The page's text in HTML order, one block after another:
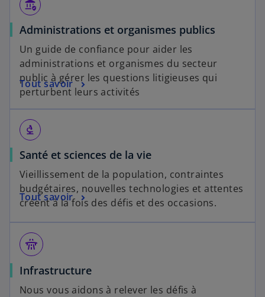
assured_workload
Administrations et organismes publics
Un guide de confiance pour aider les
administrations et organismes du secteur
public à gérer les questions litigieuses qui
perturbent leurs activités
Tout savoir
biotech
Santé et sciences de la vie
Vieillissement de la population, contraintes
budgétaires, nouvelles technologies et attentes
créent à la fois des défis et des occasions.
Tout savoir
flyover
Infrastructure
Nous vous aidons à relever les défis à